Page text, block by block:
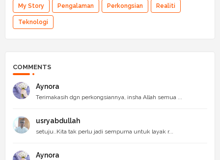
My Story Pengalaman Perkongsian Realiti
Teknologi
COMMENTS
Aynora
Terimakasih dgn perkongsiannya, insha Allah semua ...
usryabdullah
setuju..Kita tak perlu jadi sempurna untuk layak r...
Aynora